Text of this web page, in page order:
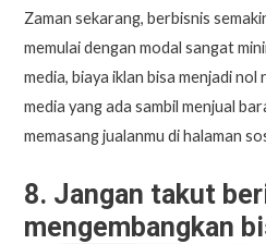
Zaman sekarang, berbisnis
memulai dengan modal sangat
media, biaya iklan bisa menjadi
media yang ada sambil menjual
memasang jualanmu di halaman
8. Jangan takut
mengembangkan